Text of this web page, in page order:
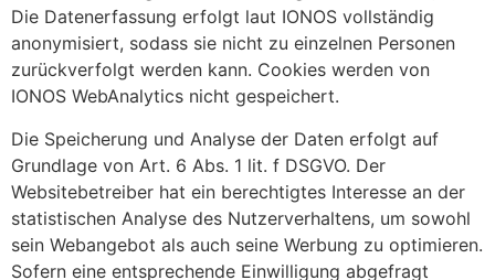
Die Datenerfassung erfolgt laut IONOS vollständig
anonymisiert, sodass sie nicht zu einzelnen Personen
zurückverfolgt werden kann. Cookies werden von
IONOS WebAnalytics nicht gespeichert.
Die Speicherung und Analyse der Daten erfolgt auf
Grundlage von Art. 6 Abs. 1 lit. f DSGVO. Der
Websitebetreiber hat ein berechtigtes Interesse an der
statistischen Analyse des Nutzerverhaltens, um sowohl
sein Webangebot als auch seine Werbung zu optimieren.
Sofern eine entsprechende Einwilligung abgefragt